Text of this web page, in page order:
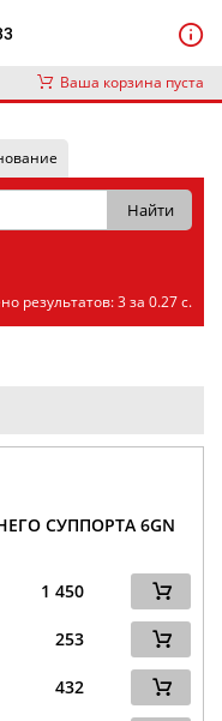
Ваша корзина пуста
результатов: 3 за 0.27 с.
СУППОРТА 6GN
1 450
253
432